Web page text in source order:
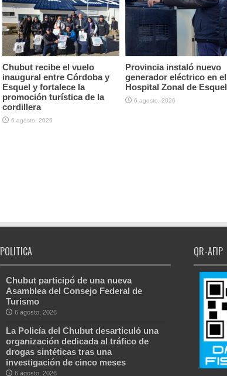
Chubut recibe el vuelo
inaugural entre Córdoba y
Esquel y fortalece la
promoción turística de la
cordillera
6 agosto, 2026
Provincia instaló nuevo
generador eléctrico en el
Hospital Zonal de Esquel
6 agosto, 2026
POLITICA
Chubut participó de una nueva
Asamblea del Consejo Federal de
Turismo
6 agosto, 2026
La Policía del Chubut desarticuló una
organización dedicada al tráfico de
drogas sintéticas tras una
investigación de cinco meses
6 agosto, 2026
QR-AFIP